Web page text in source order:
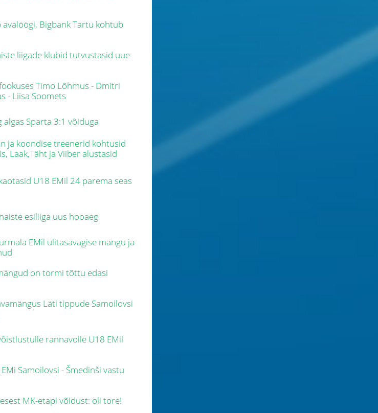
Bigbank Tartu kohtub
liigade klubid tutvustasid uue
Timo Lõhmus - Dmitri
- Liisa Soomets
Sparta 3:1 võiduga
ja koondise treenerid kohtusid
Laak,Täht ja Viiber alustasid
U18 EMil 24 parema seas
esiliiga uus hooaeg
EMil ülitasavägise mängu ja
on tormi tõttu edasi
Läti tippude Samoilovsi
rannavolle U18 EMil
Samoilovsi - Šmedinši vastu
MK-etapi võidust: oli tore!